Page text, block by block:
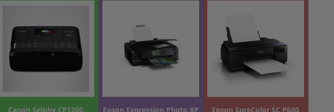
Canon Selphy CP1200
Epson Expression Photo XP
Epson SureColor SC P600